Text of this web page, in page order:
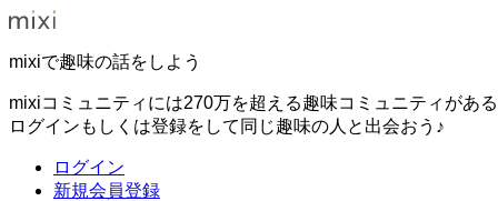
mixiで趣味の話をしよう
mixiコミュニティには270万を超える趣味コミュニティがあ
ログインもしくは登録をして同じ趣味の人と出会おう♪
ログイン
新規会員登録